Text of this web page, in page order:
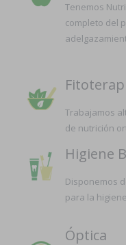
Tenemos
completo del
Trabajamos
de nutrición
Higiene
Disponemos
para la
Óptica